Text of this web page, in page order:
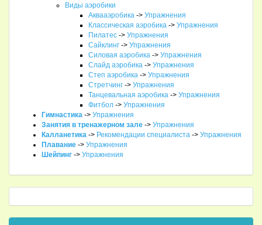
Виды аэробики
Аквааэробика -> Упражнения
Классическая аэробика -> Упражнения
Пилатес -> Упражнения
Сайклинг -> Упражнения
Силовая аэробика -> Упражнения
Слайд аэробика -> Упражнения
Степ аэробика -> Упражнения
Стретчинг -> Упражнения
Танцевальная аэробика -> Упражнения
Фитбол -> Упражнения
Гимнастика -> Упражнения
Занятия в тренажерном зале -> Упражнения
Калланетика -> Рекомендации специалиста -> Упражнения
Плавание -> Упражнения
Шейпинг -> Упражнения